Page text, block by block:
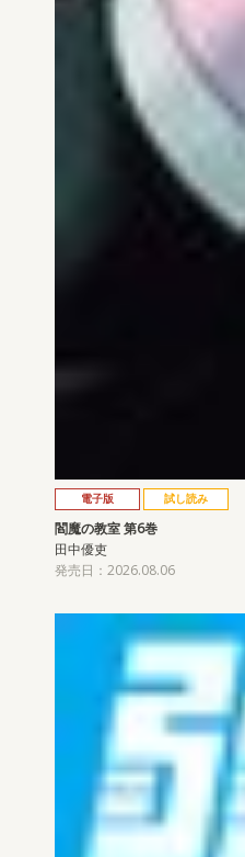
電子版 試し読み
閻魔の教室 第6巻
田中優吏
発売日：2026.08.06